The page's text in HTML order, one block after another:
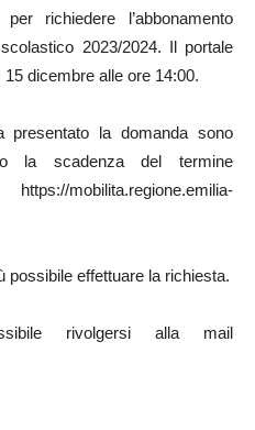
richiedere l’abbonamento
2023/2024. Il portale
dicembre alle ore 14:00.
presentato la domanda sono
la scadenza del termine
mobilita.regione.emilia-
possibile effettuare la richiesta.
rivolgersi alla mail